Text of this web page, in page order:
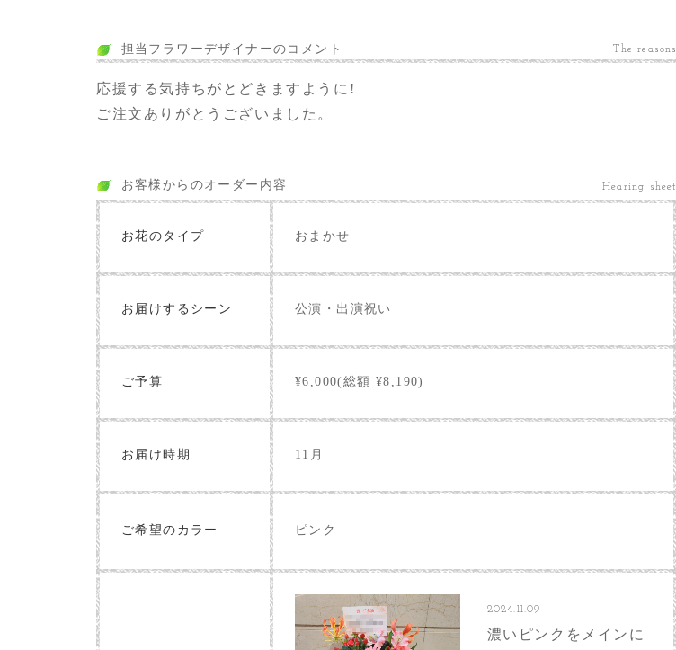
担当フラワーデザイナーのコメント The reasons
応援する気持ちがとどきますように!
ご注文ありがとうございました。
お客様からのオーダー内容 Hearing sheet
お花のタイプ おまかせ
お届けするシーン 公演・出演祝い
ご予算 ¥6,000(総額 ¥8,190)
お届け時期 11月
ご希望のカラー ピンク
2024.11.09
濃いピンクをメインに